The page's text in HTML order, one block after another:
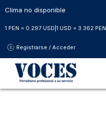
Clima no disponible
1 PEN = 0.297 USD 1 USD = 3.362 PEN
Registrarse / Acceder